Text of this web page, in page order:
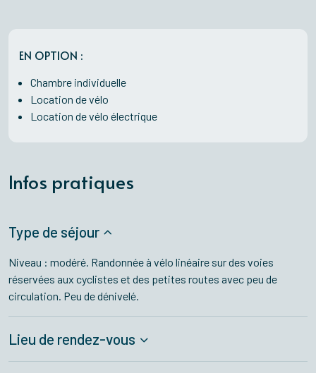
EN OPTION :
Chambre individuelle
Location de vélo
Location de vélo électrique
Infos pratiques
Type de séjour
Niveau : modéré. Randonnée à vélo linéaire sur des voies
réservées aux cyclistes et des petites routes avec peu de
circulation. Peu de dénivelé.
Lieu de rendez-vous